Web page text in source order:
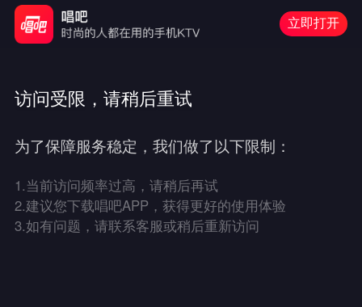
立即打开
访问受限，请稍后重试
为了保障服务稳定，我们做了以下限制：
1.当前访问频率过高，请稍后再试
2.建议您下载唱吧APP，获得更好的使用体验
3.如有问题，请联系客服或稍后重新访问